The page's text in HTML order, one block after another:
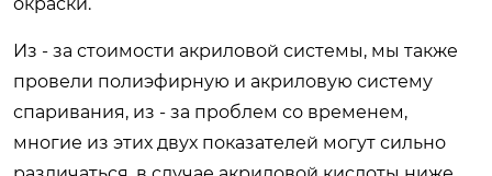
Из - за стоимости акриловой системы, мы также
провели полиэфирную и акриловую систему
спаривания, из - за проблем со временем,
многие из этих двух показателей могут сильно